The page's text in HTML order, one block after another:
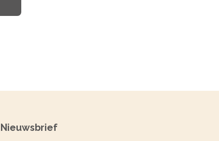
Nieuwsbrief